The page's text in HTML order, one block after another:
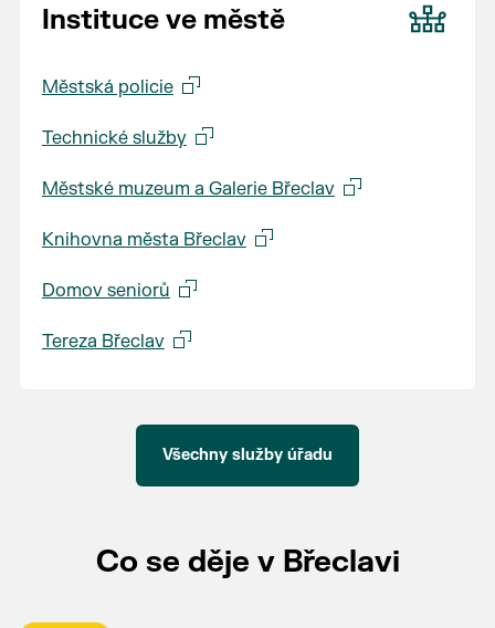
Instituce ve městě
Městská policie
Technické služby
Městské muzeum a Galerie Břeclav
Knihovna města Břeclav
Domov seniorů
Tereza Břeclav
Všechny služby úřadu
Co se děje v Břeclavi